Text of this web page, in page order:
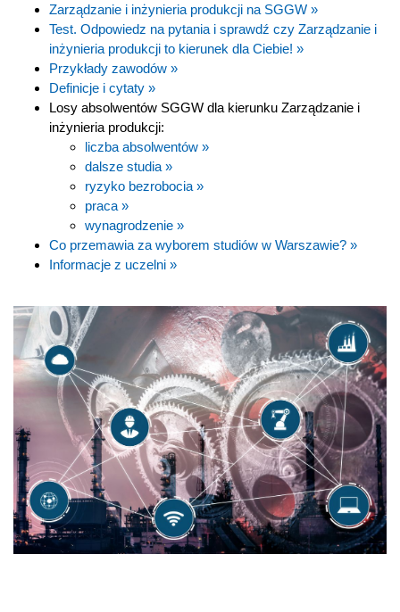
Zarządzanie i inżynieria produkcji na SGGW »
Test. Odpowiedz na pytania i sprawdź czy Zarządzanie i
inżynieria produkcji to kierunek dla Ciebie! »
Przykłady zawodów »
Definicje i cytaty »
Losy absolwentów SGGW dla kierunku Zarządzanie i
inżynieria produkcji:
liczba absolwentów »
dalsze studia »
ryzyko bezrobocia »
praca »
wynagrodzenie »
Co przemawia za wyborem studiów w Warszawie? »
Informacje z uczelni »